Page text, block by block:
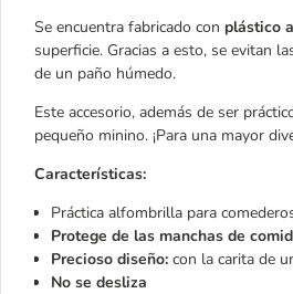
Se encuentra fabricado con plástico
superficie. Gracias a esto, se evitan
de un paño húmedo.
Este accesorio, además de ser
pequeño minino. ¡Para una mayor
Características:
Práctica alfombrilla para
Protege de las manchas de
Precioso diseño: con la carita de
No se desliza